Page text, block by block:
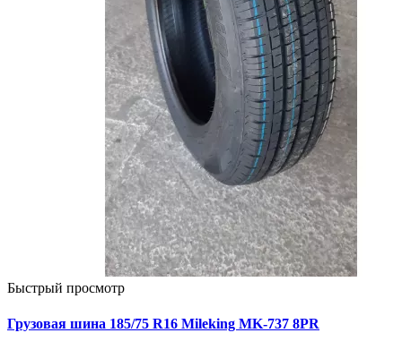
Быстрый просмотр
Грузовая шина 185/75 R16 Mileking MK-737 8PR